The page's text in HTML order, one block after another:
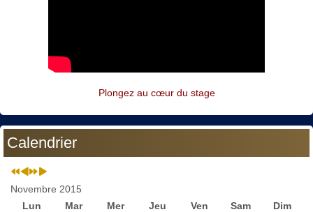
Plongez au cœur du stage
Calendrier
Novembre 2015
Lun
Mar Mer Jeu Ven Sam
Dim